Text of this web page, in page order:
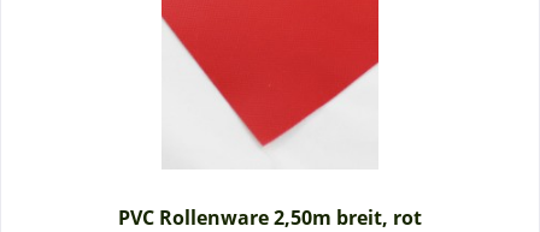
PVC Rollenware 2,50m breit, rot